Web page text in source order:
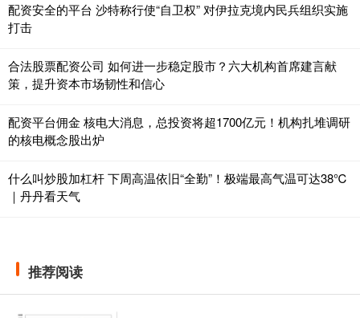
配资安全的平台 沙特称行使“自卫权” 对伊拉克境内民兵组织实施
打击
合法股票配资公司 如何进一步稳定股市？六大机构首席建言献
策，提升资本市场韧性和信心
配资平台佣金 核电大消息，总投资将超1700亿元！机构扎堆调研
的核电概念股出炉
什么叫炒股加杠杆 下周高温依旧“全勤”！极端最高气温可达38℃
｜丹丹看天气
推荐阅读